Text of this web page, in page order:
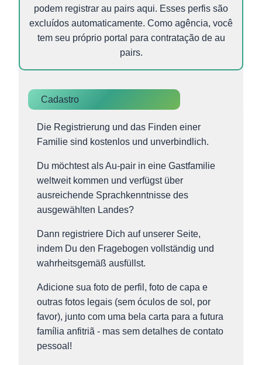
podem registrar au pairs aqui. Esses perfis são
excluídos automaticamente. Como agência, você
tem seu próprio portal para contratação de au
pairs.
Cadastro
Die Registrierung und das Finden einer
Familie sind kostenlos und unverbindlich.
Du möchtest als Au-pair in eine Gastfamilie
weltweit kommen und verfügst über
ausreichende Sprachkenntnisse des
ausgewählten Landes?
Dann registriere Dich auf unserer Seite,
indem Du den Fragebogen vollständig und
wahrheitsgemäß ausfüllst.
Adicione sua foto de perfil, foto de capa e
outras fotos legais (sem óculos de sol, por
favor), junto com uma bela carta para a futura
família anfitriã - mas sem detalhes de contato
pessoal!